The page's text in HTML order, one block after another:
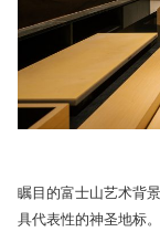
瞩目的富士山艺术背
具代表性的神圣地标